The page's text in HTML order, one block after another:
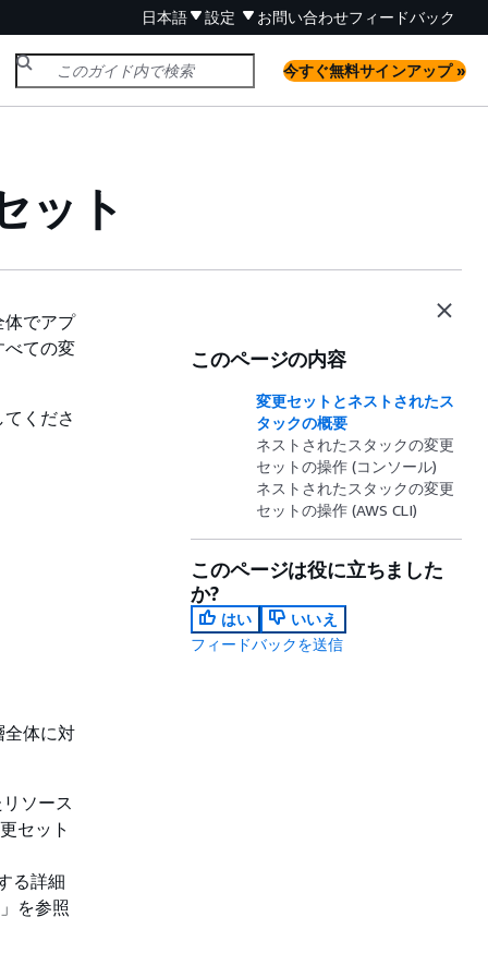
日本語 設定 お問い合わせフィードバック
今すぐ無料サインアップ »
ット
体でアプ
べての変
くださ
全体に対
ソース
セット
る詳細
」を参照
このページの内容
変更セットとネストされたス
タックの概要
ネストされたスタックの変更
セットの操作 (コンソール)
ネストされたスタックの変更
セットの操作 (AWS CLI)
このページは役に立ちました
か?
はい
いいえ
フィードバックを送信